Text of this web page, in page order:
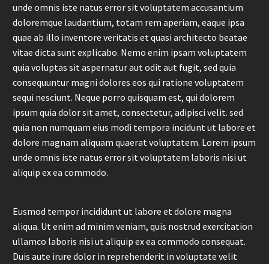
unde omnis iste natus error sit voluptatem accusantium
doloremque laudantium, totam rem aperiam, eaque ipsa
quae ab illo inventore veritatis et quasi architecto beatae
vitae dicta sunt explicabo. Nemo enim ipsam voluptatem
quia voluptas sit aspernatur aut odit aut fugit, sed quia
consequuntur magni dolores eos qui ratione voluptatem
sequi nesciunt. Neque porro quisquam est, qui dolorem
ipsum quia dolor sit amet, consectetur, adipisci velit. sed
quia non numquam eius modi tempora incidunt ut labore et
dolore magnam aliquam quaerat voluptatem. Lorem ipsum
unde omnis iste natus error sit voluptatem laboris nisi ut
aliquip ex ea commodo.
Eusmod tempor incididunt ut labore et dolore magna
aliqua. Ut enim ad minim veniam, quis nostrud exercitation
ullamco laboris nisi ut aliquip ex ea commodo consequat.
Duis aute irure dolor in reprehenderit in voluptate velit